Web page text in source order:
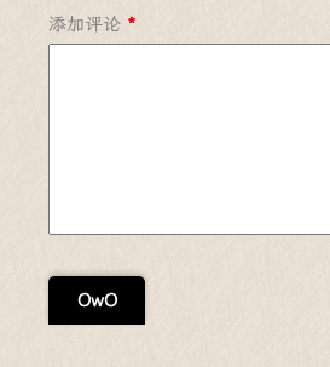
添加评论 *
OwO